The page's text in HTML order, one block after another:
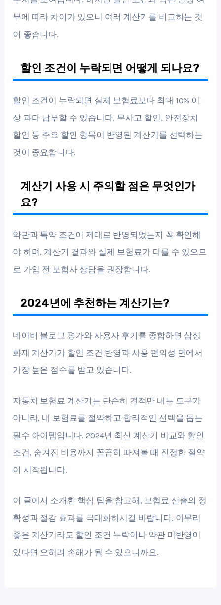
부에 따라 차이가 있으니 여러 계산기를 비교하는 것
이 좋습니다.
할인 조건이 누락되면 어떻게 되나요?
할인 조건이 누락되면 실제 보험료보다 최대 10% 이
상 과다 납부할 수 있습니다. 무사고 할인, 안전장치
할인 등 주요 할인 항목이 반영된 계산기를 선택하는
것이 중요합니다.
계산기 사용 시 주의할 점은 무엇인가
요?
약관과 특약 조건이 제대로 반영되었는지 꼭 확인해
야 하며, 계산기 결과와 실제 보험료가 다를 수 있으므
로 가입 전 보험사 상담을 권장합니다.
2024년에 추천하는 계산기는?
네이버 블로그 평가와 사용자 후기를 종합하면 삼성
화재 계산기가 할인 조건 반영과 사용 편의성 면에서
가장 높은 점수를 받고 있습니다.
자동차 보험료 계산기는 단순히 견적만 내는 도구가
아니라, 내 보험료를 절약하고 합리적인 선택을 돕는
필수 아이템입니다. 2024년 최신 계산기 비교와 할인
조건, 숨겨진 비용까지 꼼꼼히 따져볼 때 진정한 절약
이 시작됩니다.
이 글에서 소개한 핵심 팁을 참고해, 보험료 산출의 정
확성과 절감 효과를 극대화하시길 바랍니다. 아무리
좋은 계산기라도 할인 조건 누락이나 약관 미반영이
있다면 오히려 손해가 될 수 있으니까요.